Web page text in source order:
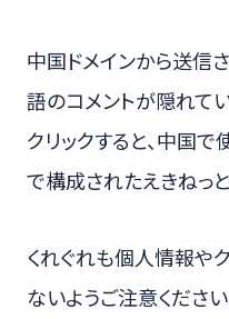
中国ドメインから送信
語のコメントが隠れて
クリックすると、中国
で構成されたえきねっ
くれぐれも個人情報や
ないようご注意ください